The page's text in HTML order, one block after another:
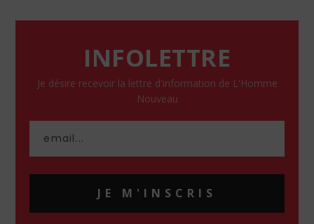
INFOLETTRE
Je désire recevoir la lettre d'information de L'Homme
Nouveau
JE M'INSCRIS